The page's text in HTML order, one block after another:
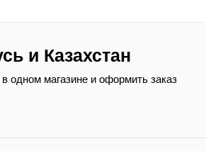
и Казахстан
одном магазине и оформить заказ